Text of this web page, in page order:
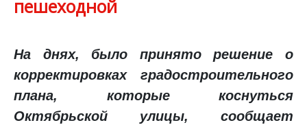
пешеходной
На днях, было принято решение о
корректировках градостроительного
плана, которые коснуться
Октябрьской улицы, сообщает